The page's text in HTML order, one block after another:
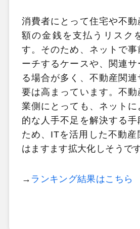
消費者にとって住宅や不
額の金銭を支払うリスク
す。そのため、ネットで
ーチするケースや、関連
る場合が多く、不動産関
要は高まっています。不
業側にとっても、ネット
的な人手不足を解決する
ため、ITを活用した不動産
はますます拡大化しそうです
→ ランキング結果はこちら